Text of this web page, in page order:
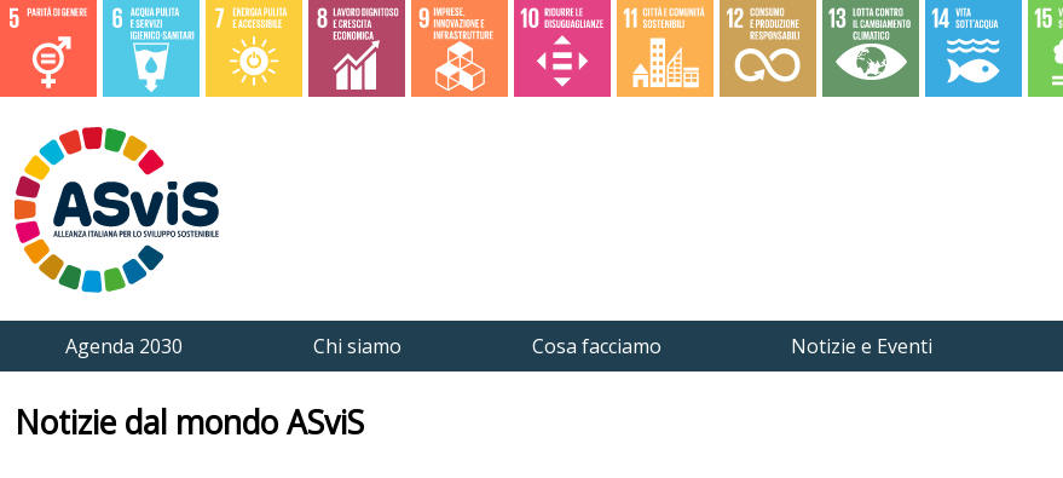
Agenda 2030 Chi siamo Cosa facciamo Notizie e Eventi
Notizie dal mondo ASviS